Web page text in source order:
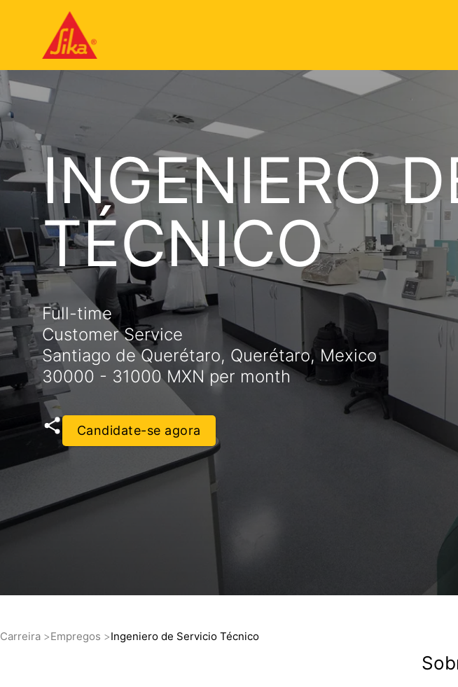
INGENIERO
TÉCNICO
Full-time
Customer Service
Santiago de Querétaro, Querétaro, Mexico
30000 - 31000 MXN per month
Candidate-se agora
Carreira Empregos Ingeniero de Servicio Técnico